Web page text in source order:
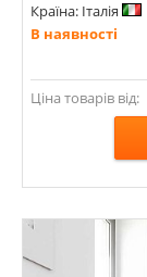
Країна: Італія
В наявності
Ціна товарів від:
Стилі: Під цеглу;